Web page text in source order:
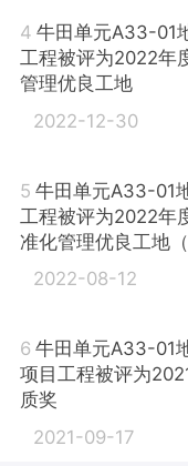
4 牛田单元A33-01
工程被评为2022年
管理优良工地
2022-12-30
5 牛田单元A33-01
工程被评为2022年
准化管理优良工地
2022-08-12
6 牛田单元A33-01
项目工程被评为
质奖
2021-09-17